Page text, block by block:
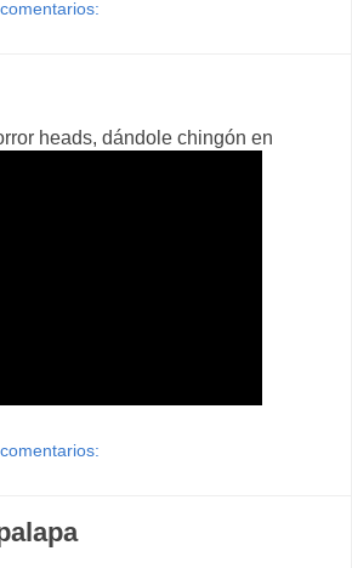
heads, dándole chingón en